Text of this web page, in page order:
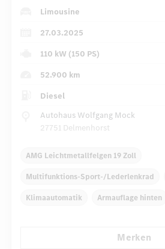
Limousine
27.03.2025
110 kW (150 PS)
52.900 km
Diesel
Autohaus Wolfgang Mock
27751 Delmenhorst
AMG Leichtmetallfelgen 19 Zoll
Multifunktions-Sport-/Lederlenkrad
Klimaautomatik Armauflage hinten
Automatisch abblendender Innenspiegel
Merken